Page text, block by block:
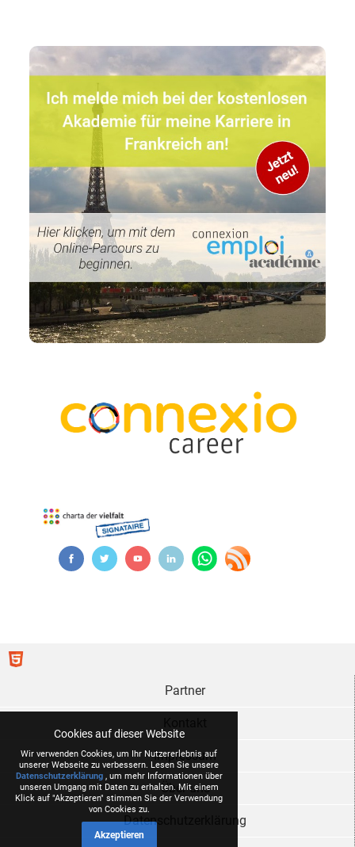
Cookies auf dieser Website
Wir verwenden Cookies, um Ihr Nutzererlebnis auf
unserer Webseite zu verbessern. Lesen Sie unsere
Datenschutzerklärung, um mehr Informationen über
unseren Umgang mit Daten zu erhalten. Mit einem
Klick auf "Akzeptieren" stimmen Sie der Verwendung
von Cookies zu.
Akzeptieren
Partner
Impressum
Über uns
Datenschutzerklärung